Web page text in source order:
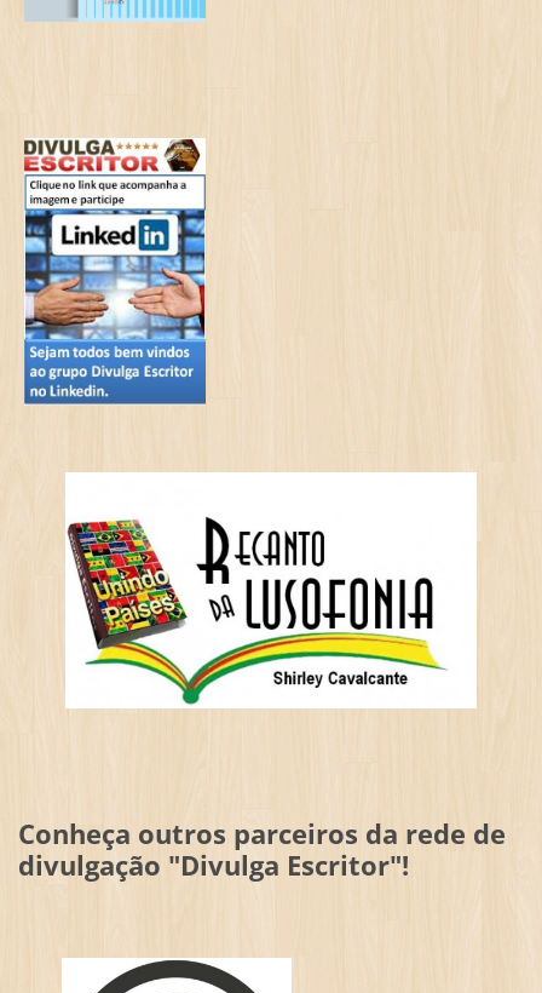
Conheça outros parceiros da rede de
divulgação "Divulga Escritor"!